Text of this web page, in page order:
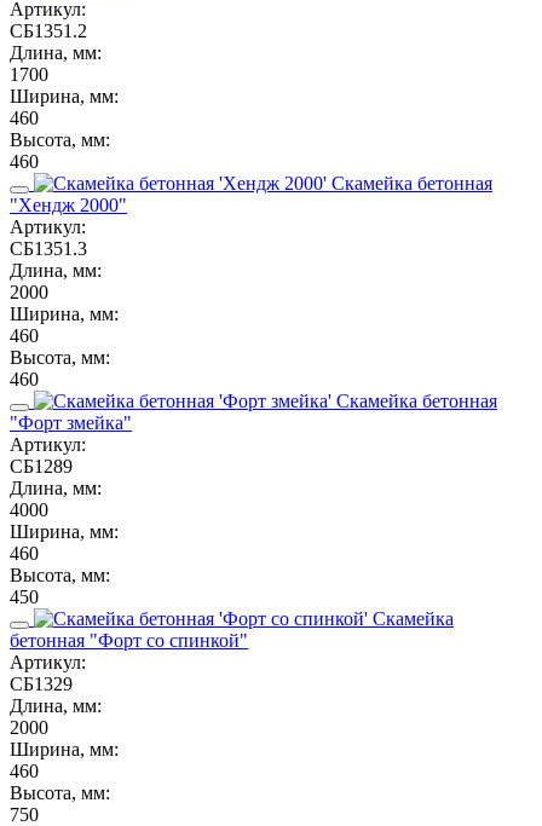
Артикул:
СБ1351.2
Длина, мм:
1700
Ширина, мм:
460
Высота, мм:
460
Скамейка бетонная
"Хендж 2000"
Артикул:
СБ1351.3
Длина, мм:
2000
Ширина, мм:
460
Высота, мм:
460
Скамейка бетонная
"Форт змейка"
Артикул:
СБ1289
Длина, мм:
4000
Ширина, мм:
460
Высота, мм:
450
Скамейка
бетонная "Форт со спинкой"
Артикул:
СБ1329
Длина, мм:
2000
Ширина, мм:
460
Высота, мм:
750